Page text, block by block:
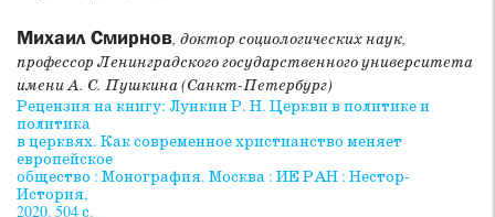
Михаил Смирнов, доктор социологических наук,
профессор Ленинградского государственного университета
имени А. С. Пушкина (Санкт-Петербург)
Рецензия на книгу: Лункин Р. Н. Церкви в политике и
политика
в церквях. Как современное христианство меняет
европейское
общество : Монография. Москва : ИЕ РАН : Нестор-
История,
2020. 504 с.